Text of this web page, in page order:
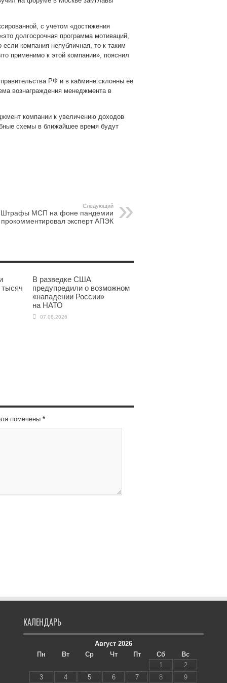
с учетом «достижения
долгосрочная программа мотиваций,
компания непубличная, то к таким
применимо к этой компании», пояснил
РФ и в кабмине склонны ее
вознаграждения менеджмента в
компании к увеличению доходов
схемы в ближайшее время будут
Следующий
Штрафы МСП на фоне пандемии
прокомментировал эксперт АПЭК
В разведке США
предупредили о возможном
«нападении России»
на НАТО
07.08.2026
помечены *
КАЛЕНДАРЬ
Август 2026
Пн
Вт Ср Чт Пт Сб
Вс
1
2
3
4 5 6 7 8 9